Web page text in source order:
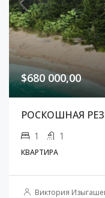
$680 000,00
РОСКОШНАЯ
1 1
КВАРТИРА
Виктория